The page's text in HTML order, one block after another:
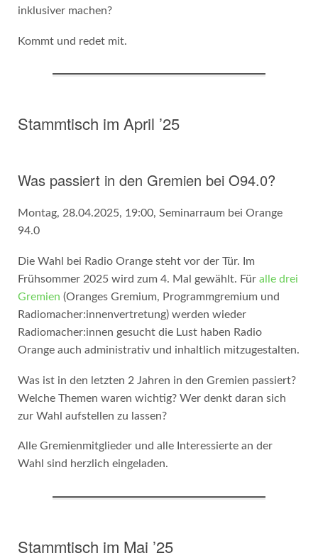
inklusiver machen?
Kommt und redet mit.
Stammtisch im April ’25
Was passiert in den Gremien bei O94.0?
Montag, 28.04.2025, 19:00, Seminarraum bei Orange
94.0
Die Wahl bei Radio Orange steht vor der Tür. Im
Frühsommer 2025 wird zum 4. Mal gewählt. Für alle drei
Gremien (Oranges Gremium, Programmgremium und
Radiomacher:innenvertretung) werden wieder
Radiomacher:innen gesucht die Lust haben Radio
Orange auch administrativ und inhaltlich mitzugestalten.
Was ist in den letzten 2 Jahren in den Gremien passiert?
Welche Themen waren wichtig? Wer denkt daran sich
zur Wahl aufstellen zu lassen?
Alle Gremienmitglieder und alle Interessierte an der
Wahl sind herzlich eingeladen.
Stammtisch im Mai ’25